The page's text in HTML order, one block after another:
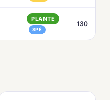
PLANTE
SPÉ
130